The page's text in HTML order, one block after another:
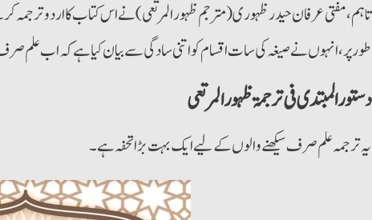
تاہم، مفتی عرفان حیدر ظہوری (مترجم ظہور المرتعی) نے اس کتاب کا اردو
طور پر، انہوں نے صیغہ کی سات اقسام کو اتنی سادگی سے بیان کیا ہے کہ اب علم
دستورالمبتدی فی ترجمۃ ظہورالمرتعی
یہ ترجمہ علم صرف سیکھنے والوں کے لیے ایک بہت بڑا تحفہ ہے۔